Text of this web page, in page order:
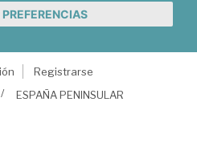
Registrarse
ESPAÑA PENINSULAR